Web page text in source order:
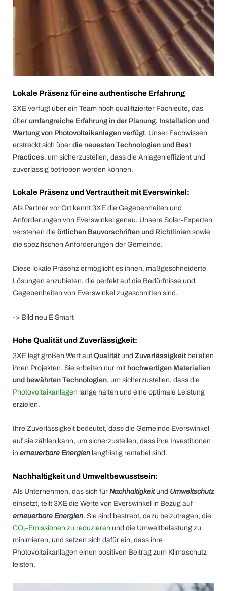
Lokale Präsenz für eine authentische Erfahrung
3XE verfügt über ein Team hoch qualifizierter Fachleute, das
über umfangreiche Erfahrung in der Planung, Installation und
Wartung von Photovoltaikanlagen verfügt. Unser Fachwissen
erstreckt sich über die neuesten Technologien und Best
Practices, um sicherzustellen, dass die Anlagen effizient und
zuverlässig betrieben werden können.
Lokale Präsenz und Vertrautheit mit Everswinkel:
Als Partner vor Ort kennt 3XE die Gegebenheiten und
Anforderungen von Everswinkel genau. Unsere Solar-Experten
verstehen die örtlichen Bauvorschriften und Richtlinien sowie
die spezifischen Anforderungen der Gemeinde.
Diese lokale Präsenz ermöglicht es ihnen, maßgeschneiderte
Lösungen anzubieten, die perfekt auf die Bedürfnisse und
Gegebenheiten von Everswinkel zugeschnitten sind.
-> Bild neu E Smart
Hohe Qualität und Zuverlässigkeit:
3XE legt großen Wert auf Qualität und Zuverlässigkeit bei allen
ihren Projekten. Sie arbeiten nur mit hochwertigen Materialien
und bewährten Technologien, um sicherzustellen, dass die
Photovoltaikanlagen lange halten und eine optimale Leistung
erzielen.
Ihre Zuverlässigkeit bedeutet, dass die Gemeinde Everswinkel
auf sie zählen kann, um sicherzustellen, dass ihre Investitionen
in erneuerbare Energien langfristig rentabel sind.
Nachhaltigkeit und Umweltbewusstsein:
Als Unternehmen, das sich für Nachhaltigkeit und Umweltschutz
einsetzt, teilt 3XE die Werte von Everswinkel in Bezug auf
erneuerbare Energien. Sie sind bestrebt, dazu beizutragen, die
CO₂-Emissionen zu reduzieren und die Umweltbelastung zu
minimieren, und setzen sich dafür ein, dass ihre
Photovoltaikanlagen einen positiven Beitrag zum Klimaschutz
leisten.